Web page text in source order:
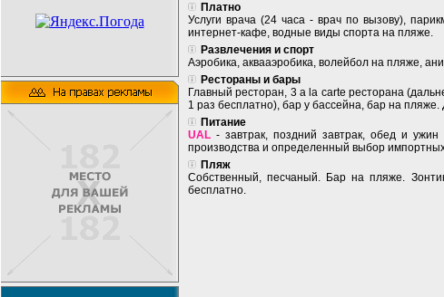
Платно
Услуги врача (24 часа - врач по вызову),
интернет-кафе, водные виды спорта на пляже.
Развлечения и спорт
Аэробика, аквааэробика, волейбол на пляже,
Рестораны и бары
Главный ресторан, 3 a la cartе ресторана
1 раз бесплатно), бар у бассейна, бар на
Питание
UAL - завтрак, поздний завтрак, обед и
производства и определенный выбор
Пляж
Собственный, песчаный. Бар на пляже.
бесплатно.